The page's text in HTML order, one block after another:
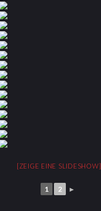
[ZEIGE EINE SLIDESHOW]
1 2 ►